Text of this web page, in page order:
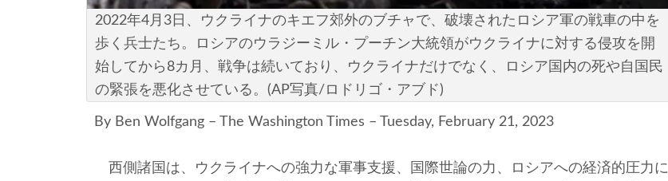
2022年4月3日、ウクライナのキエフ郊外のブチャで、破壊されたロシア軍の戦車の中を
歩く兵士たち。ロシアのウラジーミル・プーチン大統領がウクライナに対する侵攻を開
始してから8カ月、戦争は続いており、ウクライナだけでなく、ロシア国内の死や自国民
の緊張を悪化させている。(AP写真/ロドリゴ・アブド)
By Ben Wolfgang – The Washington Times – Tuesday, February 21, 2023
西側諸国は、ウクライナへの強力な軍事支援、国際世論の力、ロシアへの経済的圧力に